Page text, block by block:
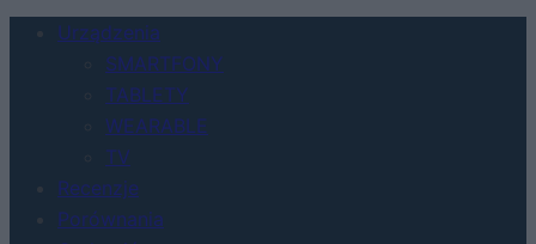
Urządzenia
SMARTFONY
TABLETY
WEARABLE
TV
Recenzje
Porównania